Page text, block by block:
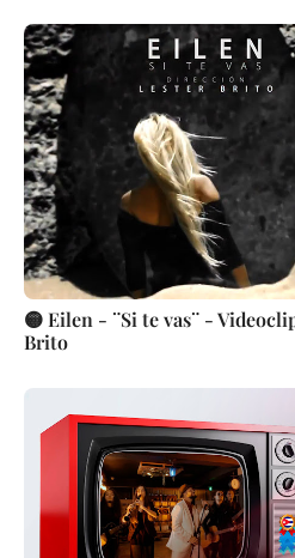
🟡 Eilen - ¨Si te vas¨ -
Brito